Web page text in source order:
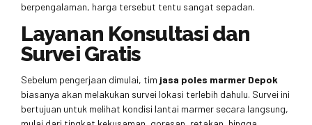
berpengalaman, harga tersebut tentu sangat sepadan.
Layanan Konsultasi dan
Survei Gratis
Sebelum pengerjaan dimulai, tim jasa poles marmer Depok
biasanya akan melakukan survei lokasi terlebih dahulu. Survei ini
bertujuan untuk melihat kondisi lantai marmer secara langsung,